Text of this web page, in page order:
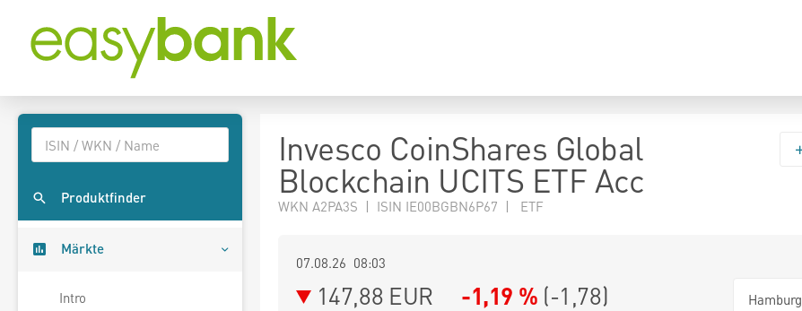
Produktfinder
Märkte
Intro
Invesco CoinShares Global
Blockchain UCITS ETF Acc
WKN A2PA3S | ISIN IE00BGBN6P67 | ETF
07.08.26 08:03
147,88 EUR -1,19 % (-1,78) Hamburg